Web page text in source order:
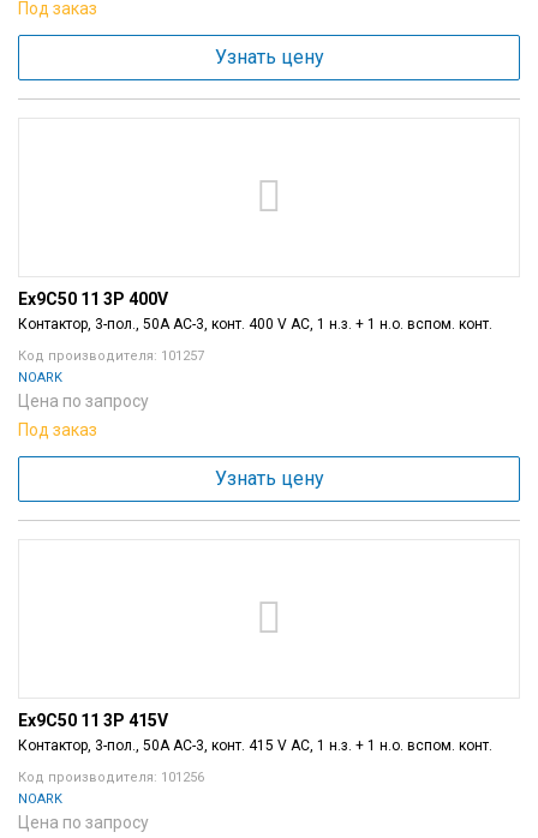
Под заказ
Узнать цену
Ex9C50 11 3P 400V
Контактор, 3-пол., 50A AC-3, конт. 400 V AC, 1 н.з. + 1 н.о. вспом. конт.
Код производителя: 101257
NOARK
Цена по запросу
Под заказ
Узнать цену
Ex9C50 11 3P 415V
Контактор, 3-пол., 50A AC-3, конт. 415 V AC, 1 н.з. + 1 н.о. вспом. конт.
Код производителя: 101256
NOARK
Цена по запросу